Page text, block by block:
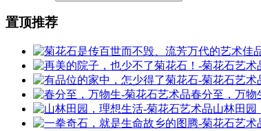
置顶推荐
春分至，万物
山林田园